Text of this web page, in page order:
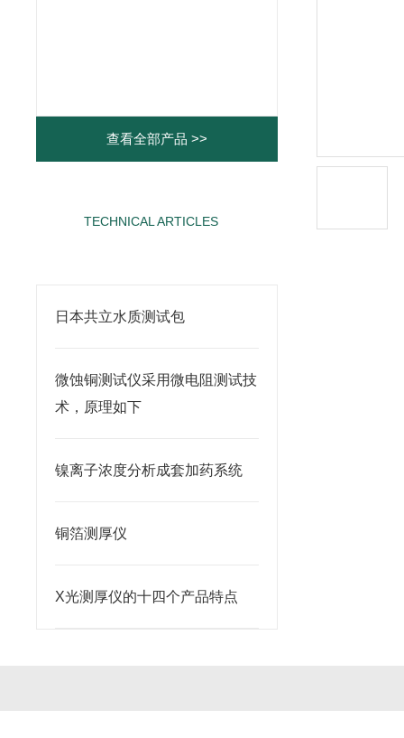
查看全部产品 >>
TECHNICAL ARTICLES
日本共立水质测试包
微蚀铜测试仪采用微电阻测试技
术，原理如下
镍离子浓度分析成套加药系统
铜箔测厚仪
X光测厚仪的十四个产品特点